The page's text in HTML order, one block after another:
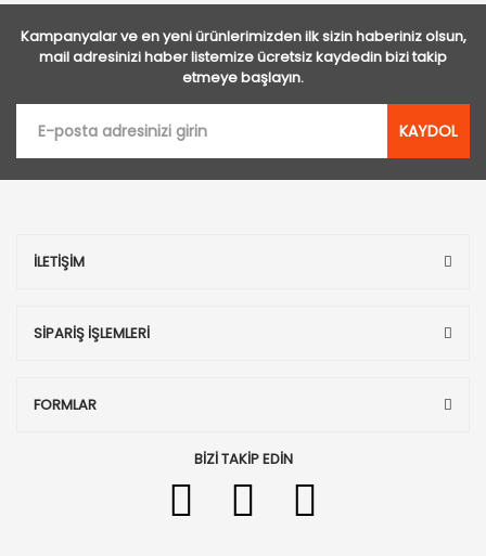
Kampanyalar ve en yeni ürünlerimizden ilk sizin haberiniz olsun,
mail adresinizi haber listemize ücretsiz kaydedin bizi takip
etmeye başlayın.
KAYDOL
İLETİŞİM
SİPARİŞ İŞLEMLERİ
FORMLAR
BİZİ TAKİP EDİN